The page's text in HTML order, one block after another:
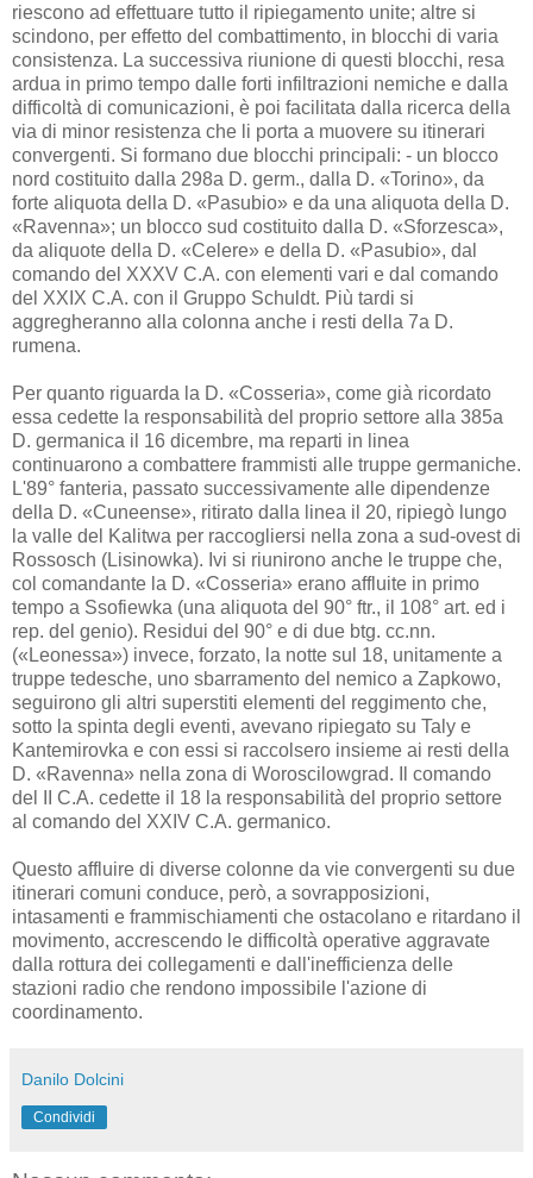
riescono ad effettuare tutto il ripiegamento unite; altre si
scindono, per effetto del combattimento, in blocchi di varia
consistenza. La successiva riunione di questi blocchi, resa
ardua in primo tempo dalle forti infiltrazioni nemiche e dalla
difficoltà di comunicazioni, è poi facilitata dalla ricerca della
via di minor resistenza che li porta a muovere su itinerari
convergenti. Si formano due blocchi principali: - un blocco
nord costituito dalla 298a D. germ., dalla D. «Torino», da
forte aliquota della D. «Pasubio» e da una aliquota della D.
«Ravenna»; un blocco sud costituito dalla D. «Sforzesca»,
da aliquote della D. «Celere» e della D. «Pasubio», dal
comando del XXXV C.A. con elementi vari e dal comando
del XXIX C.A. con il Gruppo Schuldt. Più tardi si
aggregheranno alla colonna anche i resti della 7a D.
rumena.
Per quanto riguarda la D. «Cosseria», come già ricordato
essa cedette la responsabilità del proprio settore alla 385a
D. germanica il 16 dicembre, ma reparti in linea
continuarono a combattere frammisti alle truppe germaniche.
L'89° fanteria, passato successivamente alle dipendenze
della D. «Cuneense», ritirato dalla linea il 20, ripiegò lungo
la valle del Kalitwa per raccogliersi nella zona a sud-ovest di
Rossosch (Lisinowka). Ivi si riunirono anche le truppe che,
col comandante la D. «Cosseria» erano affluite in primo
tempo a Ssofiewka (una aliquota del 90° ftr., il 108° art. ed i
rep. del genio). Residui del 90° e di due btg. cc.nn.
(«Leonessa») invece, forzato, la notte sul 18, unitamente a
truppe tedesche, uno sbarramento del nemico a Zapkowo,
seguirono gli altri superstiti elementi del reggimento che,
sotto la spinta degli eventi, avevano ripiegato su Taly e
Kantemirovka e con essi si raccolsero insieme ai resti della
D. «Ravenna» nella zona di Woroscilowgrad. Il comando
del II C.A. cedette il 18 la responsabilità del proprio settore
al comando del XXIV C.A. germanico.
Questo affluire di diverse colonne da vie convergenti su due
itinerari comuni conduce, però, a sovrapposizioni,
intasamenti e frammischiamenti che ostacolano e ritardano il
movimento, accrescendo le difficoltà operative aggravate
dalla rottura dei collegamenti e dall'inefficienza delle
stazioni radio che rendono impossibile l'azione di
coordinamento.
Danilo Dolcini
Condividi